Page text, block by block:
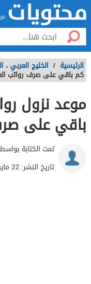
الرئيسية / الخليج العربي ،
كم باقي على صرف رواتب
موعد نزول
باقي على
تمت الكتابة
تاريخ النشر: 22 مايو 2025 - 6:16م